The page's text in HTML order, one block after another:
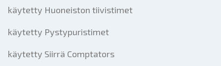
käytetty Huoneiston tiivistimet
käytetty Pystypuristimet
käytetty Siirrä Comptators